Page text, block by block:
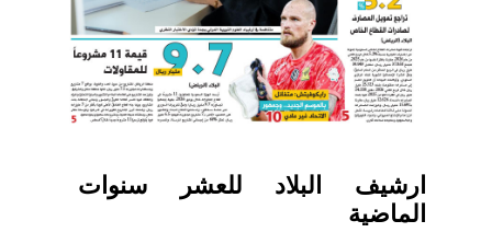
ارشيف البلاد للعشر سنوات
الماضية